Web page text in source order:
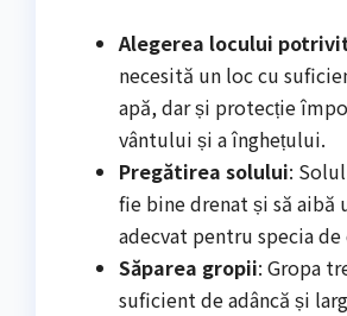
Alegerea locului
necesită un loc cu
apă, dar și protecție
vântului și a înghețului.
Pregătirea solului:
fie bine drenat și să aibă
adecvat pentru specia de
Săparea gropii: Gropa
suficient de adâncă și